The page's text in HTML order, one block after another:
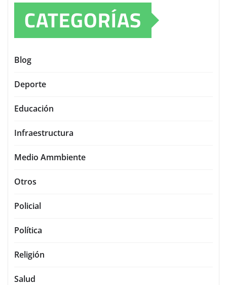
CATEGORÍAS
Blog
Deporte
Educación
Infraestructura
Medio Ammbiente
Otros
Policial
Política
Religión
Salud